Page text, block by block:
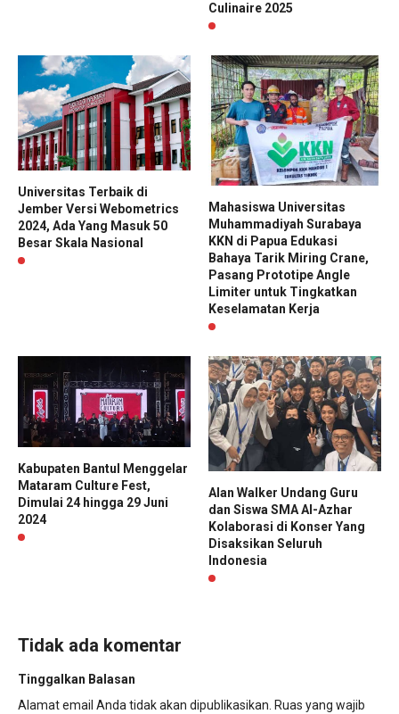
Culinaire 2025
Universitas Terbaik di
Jember Versi Webometrics
2024, Ada Yang Masuk 50
Besar Skala Nasional
Mahasiswa Universitas
Muhammadiyah Surabaya
KKN di Papua Edukasi
Bahaya Tarik Miring Crane,
Pasang Prototipe Angle
Limiter untuk Tingkatkan
Keselamatan Kerja
Kabupaten Bantul Menggelar
Mataram Culture Fest,
Dimulai 24 hingga 29 Juni
2024
Alan Walker Undang Guru
dan Siswa SMA Al-Azhar
Kolaborasi di Konser Yang
Disaksikan Seluruh
Indonesia
Tidak ada komentar
Tinggalkan Balasan
Alamat email Anda tidak akan dipublikasikan. Ruas yang wajib